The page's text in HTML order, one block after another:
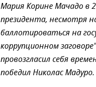
Мария Корине Мачадо в
президента, несмотря
баллотироваться на
коррупционном
провозгласил себя
победил Николас Мадуро.